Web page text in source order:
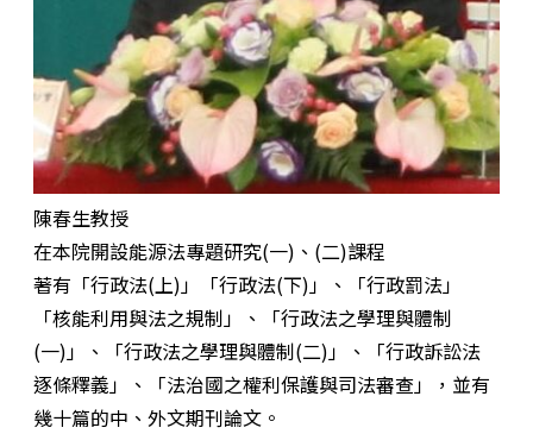
陳春生教授
在本院開設能源法專題研究(一)、(二)課程
著有「行政法(上)」「行政法(下)」、「行政罰法」
「核能利用與法之規制」、「行政法之學理與體制
(一)」、「行政法之學理與體制(二)」、「行政訴訟法
逐條釋義」、「法治國之權利保護與司法審查」，並有
幾十篇的中、外文期刊論文。